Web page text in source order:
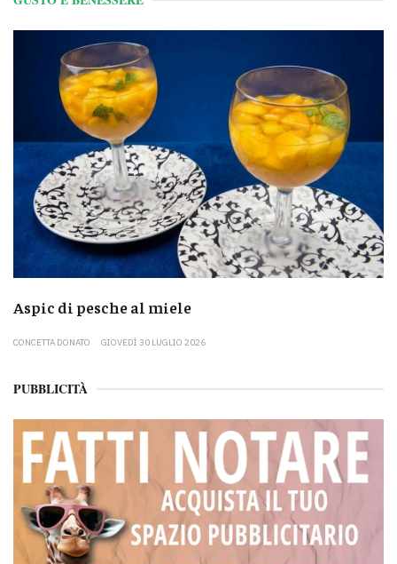
Aspic di pesche al miele
CONCETTA DONATO GIOVEDÌ 30 LUGLIO 2026
PUBBLICITÀ